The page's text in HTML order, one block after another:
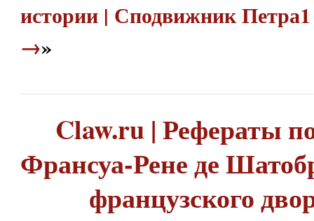
истории | Сподвижник
→»
Claw.ru | Рефераты
Франсуа-Рене де
французского